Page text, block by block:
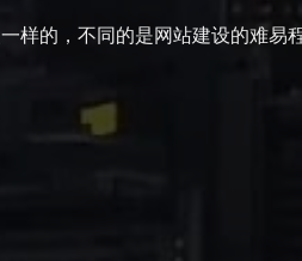
样的，不同的是网站建设的难易